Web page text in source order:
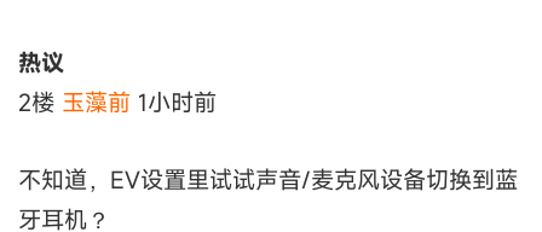
热议
2楼 玉藻前 1小时前
不知道，EV设置里试试声音/麦克风设备切换到蓝
牙耳机？